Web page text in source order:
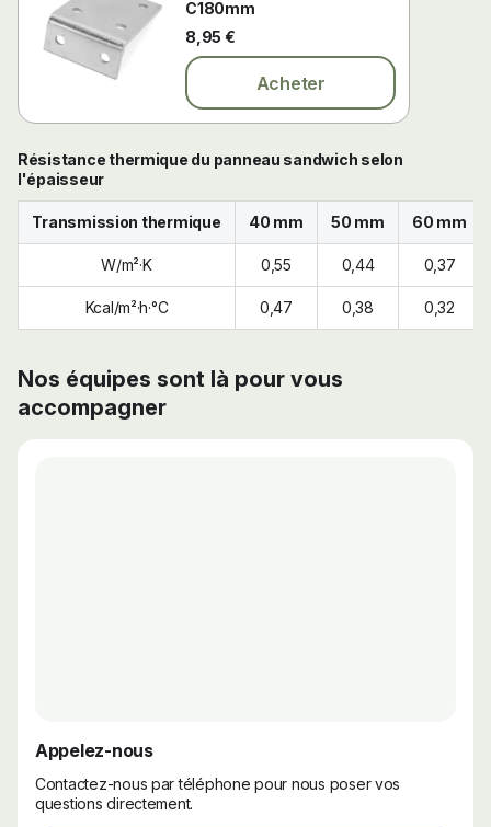
C180mm
8,95 €
Acheter
Résistance thermique du panneau sandwich selon
l'épaisseur
Transmission thermique 40 mm 50 mm 60 mm
W/m²·K 0,55 0,44 0,37
Kcal/m²·h·°C 0,47 0,38 0,32
Nos équipes sont là pour vous
accompagner
Appelez-nous
Contactez-nous par téléphone pour nous poser vos
questions directement.